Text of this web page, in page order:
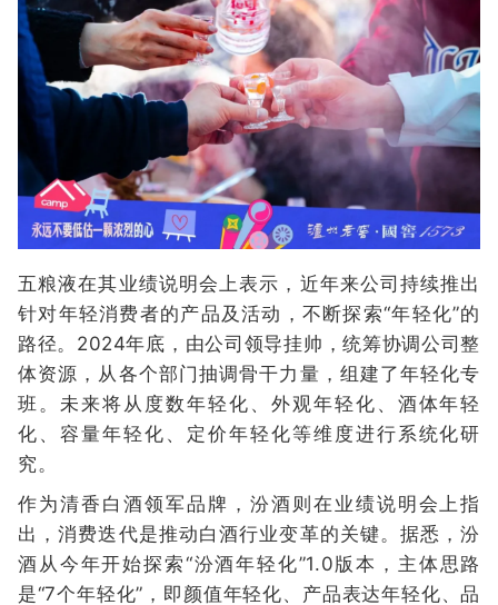
五粮液在其业绩说明会上表示，近年来公司持续推出
针对年轻消费者的产品及活动，不断探索“年轻化”的
路径。2024年底，由公司领导挂帅，统筹协调公司整
体资源，从各个部门抽调骨干力量，组建了年轻化专
班。未来将从度数年轻化、外观年轻化、酒体年轻
化、容量年轻化、定价年轻化等维度进行系统化研
究。
作为清香白酒领军品牌，汾酒则在业绩说明会上指
出，消费迭代是推动白酒行业变革的关键。据悉，汾
酒从今年开始探索“汾酒年轻化”1.0版本，主体思路
是“7个年轻化”，即颜值年轻化、产品表达年轻化、品